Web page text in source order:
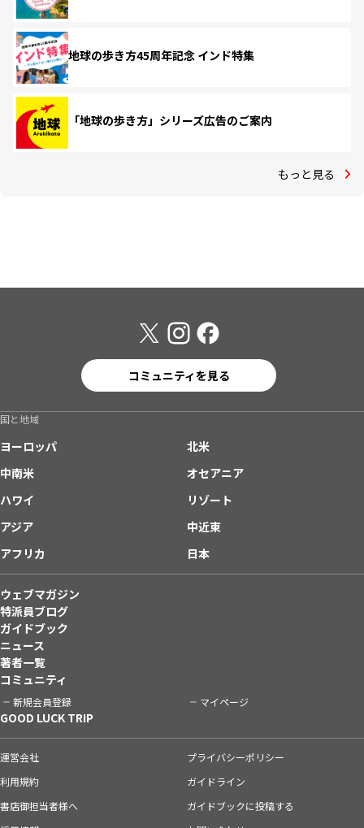
地球の歩き方45周年記念 インド特集
「地球の歩き方」シリーズ広告のご案内
もっと見る
コミュニティを見る
国と地域
ヨーロッパ
北米
中南米
オセアニア
ハワイ
リゾート
アジア
中近東
アフリカ
日本
ウェブマガジン
特派員ブログ
ガイドブック
ニュース
著者一覧
コミュニティ
新規会員登録 マイページ
GOOD LUCK TRIP
運営会社
プライバシーポリシー
利用規約
ガイドライン
書店御担当者様へ
ガイドブックに投稿する